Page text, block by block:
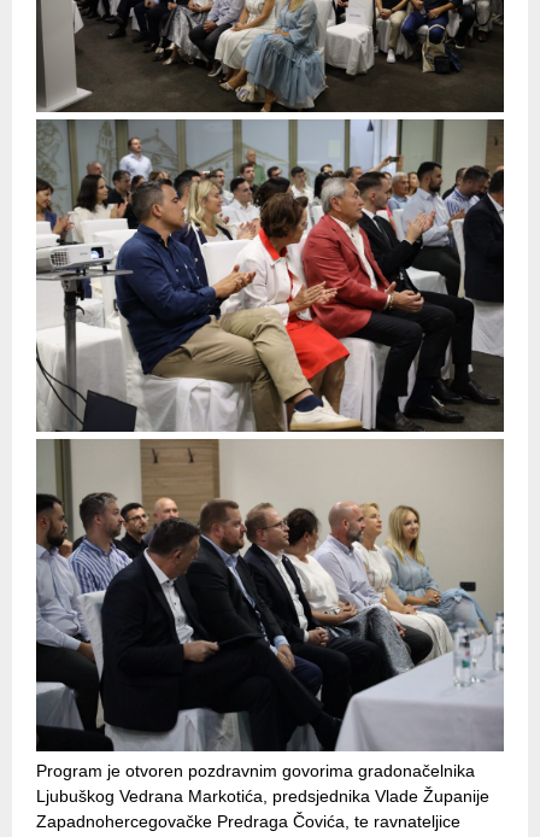
Program je otvoren pozdravnim govorima gradonačelnika
Ljubuškog Vedrana Markotića, predsjednika Vlade Županije
Zapadnohercegovačke Predraga Čovića, te ravnateljice